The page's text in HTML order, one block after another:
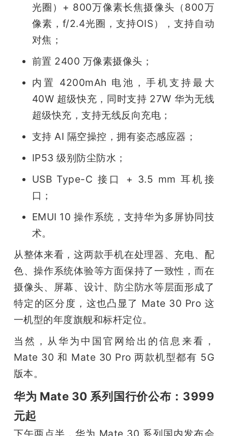
光圈）+ 800万像素长焦摄像头（800万
像素，f/2.4光圈，支持OIS），支持自动
对焦；
前置 2400 万像素摄像头；
内置 4200mAh 电池，手机支持最大
40W 超级快充，同时支持 27W 华为无线
超级快充，支持无线反向充电；
支持 AI 隔空操控，拥有姿态感应器；
IP53 级别防尘防水；
USB Type-C 接口 + 3.5 mm 耳机接
口；
EMUI 10 操作系统，支持华为多屏协同技
术。
从整体来看，这两款手机在处理器、充电、配
色、操作系统体验等方面保持了一致性，而在
摄像头、屏幕、设计、防尘防水等层面形成了
特定的区分度，这也凸显了 Mate 30 Pro 这
一机型的年度旗舰和标杆定位。
当然，从华为中国官网给出的信息来看，
Mate 30 和 Mate 30 Pro 两款机型都有 5G
版本。
华为 Mate 30 系列国行价公布：3999
元起